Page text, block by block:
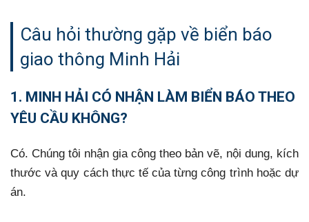
Câu hỏi thường gặp về biển báo
giao thông Minh Hải
1. MINH HẢI CÓ NHẬN LÀM BIỂN BÁO THEO
YÊU CẦU KHÔNG?
Có. Chúng tôi nhận gia công theo bản vẽ, nội dung, kích
thước và quy cách thực tế của từng công trình hoặc dự
án.